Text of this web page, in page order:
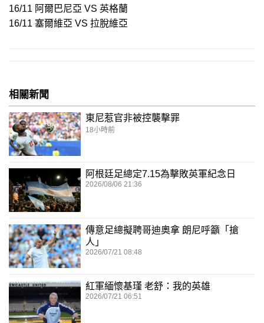
16/11 阿爾巴尼亞 VS 英格蘭
16/11 塞爾維亞 VS 拉脫維亞
相關新聞
東尼惹官非被控襲擊罪
18小時前
阿根廷足總定7.15為擊敗英軍紀念日
2026/08/06 21:36
傳意足總擬聘哥迪奧拿 朗尼呼籲「搶
人」
2026/07/21 08:48
紅軍緬懷基瑾 老舒：我的英雄
2026/07/21 06:51